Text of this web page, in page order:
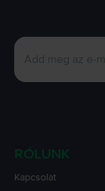
RÓLUNK
Kapcsolat